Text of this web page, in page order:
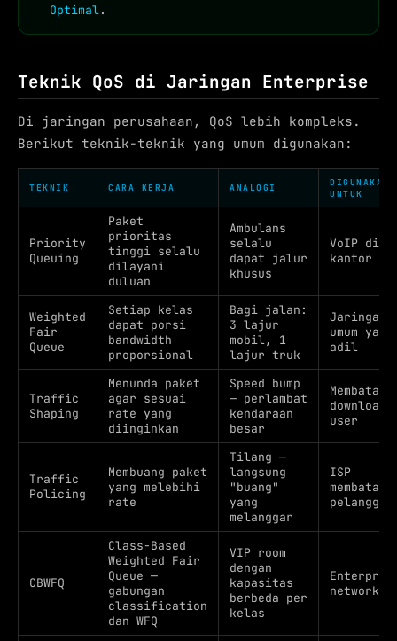
Optimal.
Teknik QoS di Jaringan Enterprise
Di jaringan perusahaan, QoS lebih kompleks.
Berikut teknik-teknik yang umum digunakan:
TEKNIK CARA KERJA ANALOGI
DIGUNAKAN
UNTUK
Priority
Queuing
Paket
prioritas
tinggi selalu
dilayani
duluan
Ambulans
selalu
dapat jalur
khusus
VoIP di
kantor
Weighted
Fair
Queue
Setiap kelas
dapat porsi
bandwidth
proporsional
Bagi jalan:
3 lajur
mobil, 1
lajur truk
Jaringan
umum yang
adil
Traffic
Shaping
Menunda paket
agar sesuai
rate yang
diinginkan
Speed bump
— perlambat
kendaraan
besar
Membatasi
download
user
Traffic
Policing
Membuang paket
yang melebihi
rate
Tilang —
langsung
"buang"
yang
melanggar
ISP
membatasi
pelanggan
CBWFQ
Class-Based
Weighted Fair
Queue —
gabungan
classification
dan WFQ
VIP room
dengan
kapasitas
berbeda per
kelas
network